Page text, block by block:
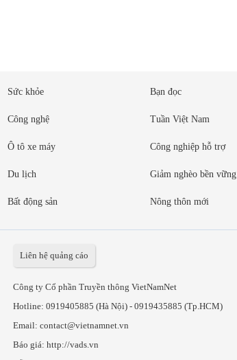
Sức khỏe
Công nghệ
Ô tô xe máy
Du lịch
Bất động sản
Bạn đọc
Tuần Việt Nam
Công nghiệp hỗ trợ
Giảm nghèo bền vững
Nông thôn mới
Liên hệ quảng cáo
Công ty Cổ phần Truyền thông VietNamNet
Hotline: 0919405885 (Hà Nội)- 0919435885 (Tp.HCM)
Email: contact@vietnamnet.vn
Báo giá: http://vads.vn